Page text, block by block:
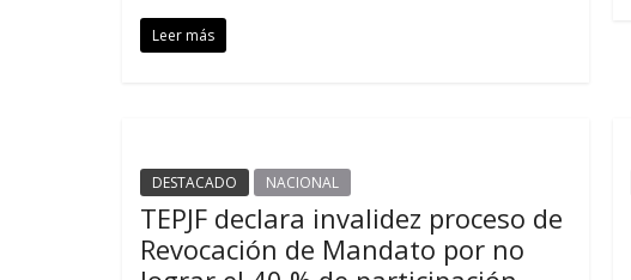
Leer más
DESTACADO NACIONAL
TEPJF declara invalidez proceso de
Revocación de Mandato por no